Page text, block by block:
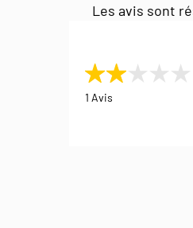
Les avis sont
1 Avis